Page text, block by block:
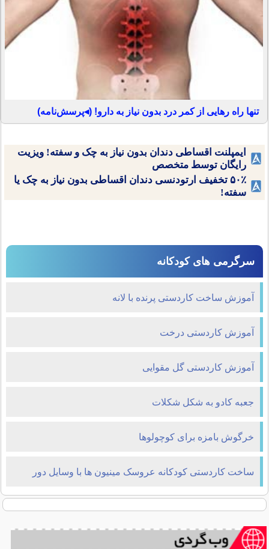
تنها راه رهایی از کمر درد بدون نیاز به دارو! (◂پرسش‌نامه)
ایمپلنت اقساطی دندان بدون نیاز به چک و سفته! ویزیت
رایگان توسط متخصص
۵۰٪ تخفیف ارتودنسی دندان اقساطی بدون نیاز به چک یا
سفته!
سرگرمی های کودکانه
آموزش ساخت کاردستی پرنده با لانه
آموزش کاردستی درخت
آموزش کاردستی گل مقوایی
جعبه کادو به شکل شکلات
خرگوش بامزه برای کوچولوها
ساخت کاردستی کودکانه عروسک مینیون ها با وسایل دور
ریختنی